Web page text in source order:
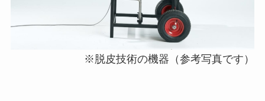
※脱皮技術の機器（参考写真です）